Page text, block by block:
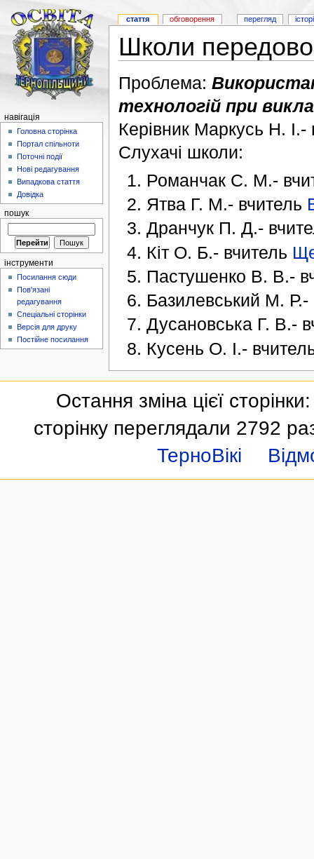
Школи
Проблема:
технологій при
Керівник Маркусь Н.
Слухачі школи:
Романчак С. М.-
Ятва Г. М.- вчитель
Дранчук П. Д.-
Кіт О. Б.- вчитель
Пастушенко В. В.-
Базилевський М.
Дусановська Г. В.-
Кусень О. І.-
стаття обговорення перегляд
навігація
Головна сторінка
Портал спільноти
Поточні події
Нові редагування
Випадкова стаття
Довідка
пошук
інструменти
Посилання сюди
Пов'язані
редагування
Спеціальні сторінки
Версія для друку
Постійне посилання
Остання зміна цієї
сторінку переглядали 2792
ТерноВікі